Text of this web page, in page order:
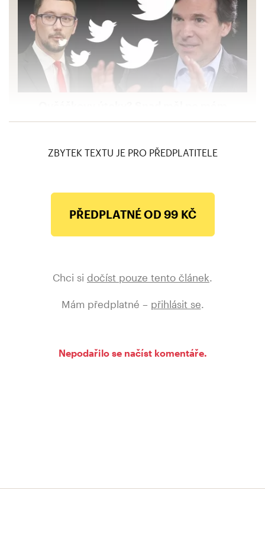
odchodu veselé narozeniny. Říká bývalý
ZBYTEK TEXTU JE PRO PŘEDPLATITELE
PŘEDPLATNÉ OD 99 KČ
Chci si dočíst pouze tento článek
Mám předplatné – přihlásit se
Nepodařilo se načíst komentáře.